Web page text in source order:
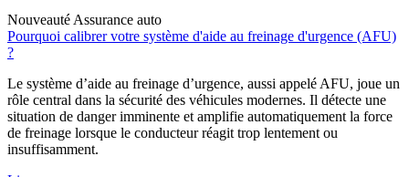
Nouveauté Assurance auto
Pourquoi calibrer votre système d'aide au freinage d'urgence (AFU)
?
Le système d’aide au freinage d’urgence, aussi appelé AFU, joue un
rôle central dans la sécurité des véhicules modernes. Il détecte une
situation de danger imminente et amplifie automatiquement la force
de freinage lorsque le conducteur réagit trop lentement ou
insuffisamment.